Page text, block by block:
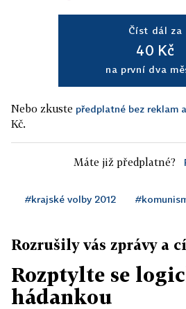
Číst dál za
40 Kč
na první dva
Nebo zkuste předplatné bez reklam
Kč.
Máte již předplatné?
#krajské volby 2012
Rozrušily vás zprávy a
Rozptylte se
hádankou